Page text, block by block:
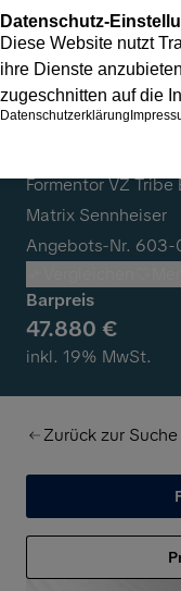
Formentor VZ
Matrix Sennheiser
Angebots-Nr.
Barpreis
47.880 €
inkl. 19% MwSt.
Zurück zur Suche